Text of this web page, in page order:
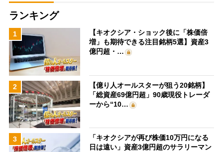
ランキング
1
【キオクシア・ショック後に「株価倍
増」も期待できる注目銘柄5選】資産3
億円超・…
2
【億り人オールスターが狙う20銘柄】
「総資産69億円超」90歳現役トレーダ
ーから“10…
3
「キオクシアが再び株価10万円になる
日は遠い」資産3億円超のサラリーマン